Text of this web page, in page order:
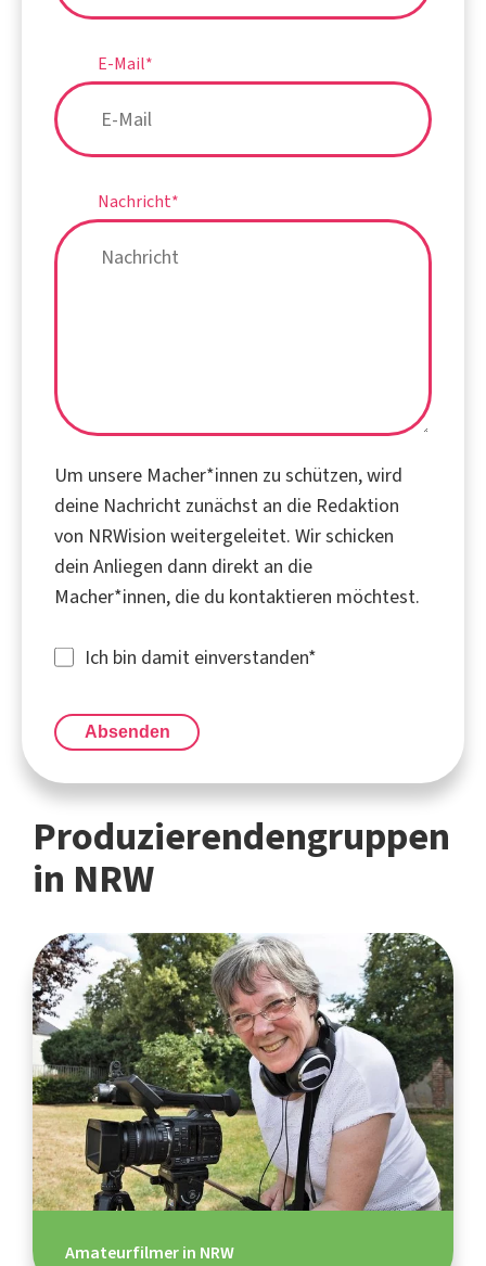
E-Mail*
Nachricht*
Um unsere Macher*innen zu schützen, wird
deine Nachricht zunächst an die Redaktion
von NRWision weitergeleitet. Wir schicken
dein Anliegen dann direkt an die
Macher*innen, die du kontaktieren möchtest.
Ich bin damit einverstanden*
Absenden
Produzierendengruppen
in NRW
Amateurfilmer in NRW